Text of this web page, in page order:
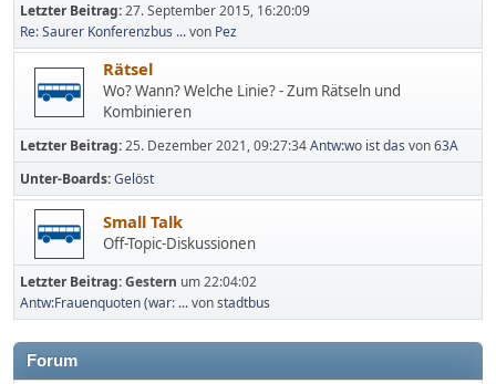
Letzter Beitrag:27. September 2015, 16:20:09
Re: Saurer Konferenzbus ...von Pez
Rätsel
Wo? Wann? Welche Linie? - Zum Rätseln und
Kombinieren
Letzter Beitrag:25. Dezember 2021, 09:27:34Antw:wo ist das von63A
Unter-Boards Gelöst
Small Talk
Off-Topic-Diskussionen
Letzter Beitrag:Gestern um 22:04:02
Antw:Frauenquoten (war: ...vonstadtbus
Forum